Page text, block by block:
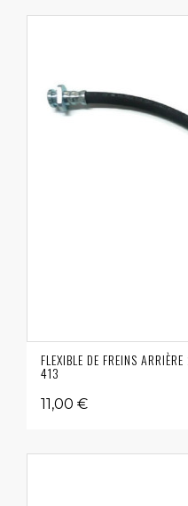
FLEXIBLE DE FREINS
413
11,00 €